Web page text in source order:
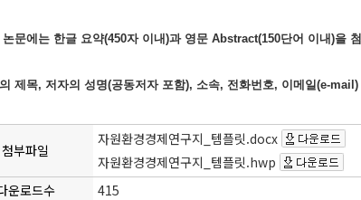
문에는 한글 요약(450자 이내)과 영문 Abstract(150단어 이내)을
제목, 저자의 성명(공동저자 포함), 소속, 전화번호, 이메일(e-
첨부파일
자원환경경제연구지_템플릿.docx
자원환경경제연구지_템플릿.hwp
운로드수
415